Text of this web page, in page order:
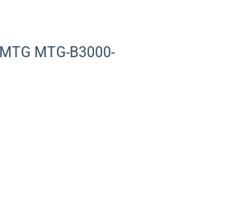
MTG-B3000-